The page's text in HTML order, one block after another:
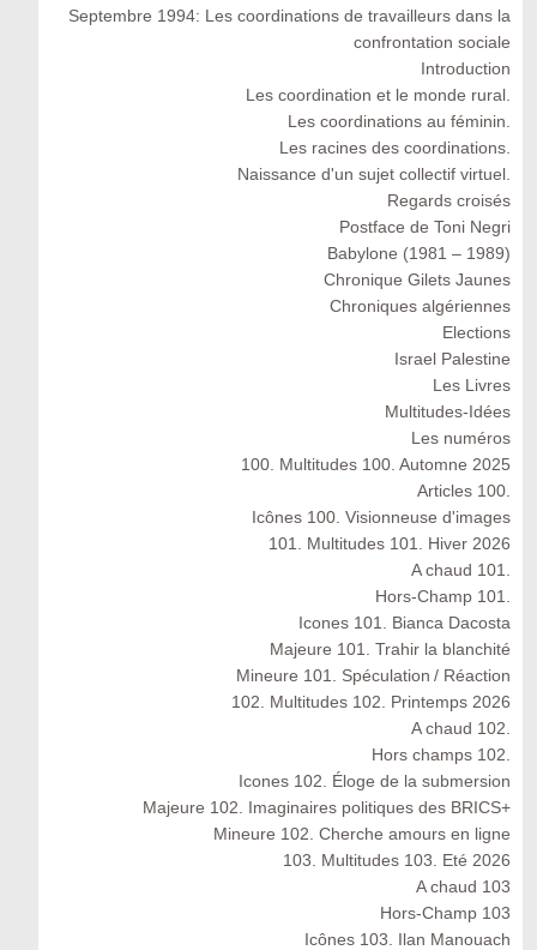
Septembre 1994: Les coordinations de travailleurs dans la
confrontation sociale
Introduction
Les coordination et le monde rural.
Les coordinations au féminin.
Les racines des coordinations.
Naissance d'un sujet collectif virtuel.
Regards croisés
Postface de Toni Negri
Babylone (1981 – 1989)
Chronique Gilets Jaunes
Chroniques algériennes
Elections
Israel Palestine
Les Livres
Multitudes-Idées
Les numéros
100. Multitudes 100. Automne 2025
Articles 100.
Icônes 100. Visionneuse d'images
101. Multitudes 101. Hiver 2026
A chaud 101.
Hors-Champ 101.
Icones 101. Bianca Dacosta
Majeure 101. Trahir la blanchité
Mineure 101. Spéculation / Réaction
102. Multitudes 102. Printemps 2026
A chaud 102.
Hors champs 102.
Icones 102. Éloge de la submersion
Majeure 102. Imaginaires politiques des BRICS+
Mineure 102. Cherche amours en ligne
103. Multitudes 103. Eté 2026
A chaud 103
Hors-Champ 103
Icônes 103. Ilan Manouach